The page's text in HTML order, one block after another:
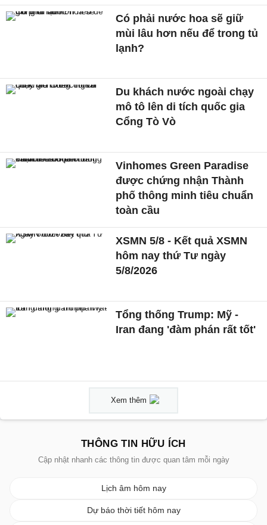
Có phải nước hoa sẽ giữ
mùi lâu hơn nếu để trong tủ
lạnh?
Du khách nước ngoài chạy
mô tô lên di tích quốc gia
Cổng Tò Vò
Vinhomes Green Paradise
được chứng nhận Thành
phố thông minh tiêu chuẩn
toàn cầu
XSMN 5/8 - Kết quả XSMN
hôm nay thứ Tư ngày
5/8/2026
Tổng thống Trump: Mỹ -
Iran đang 'đàm phán rất tốt'
Xem thêm
THÔNG TIN HỮU ÍCH
Cập nhật nhanh các thông tin được quan tâm mỗi ngày
Lịch âm hôm nay
Dự báo thời tiết hôm nay